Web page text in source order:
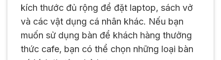
kích thước đủ rộng để đặt laptop, sách vở
và các vật dụng cá nhân khác. Nếu bạn
muốn sử dụng bàn để khách hàng thưởng
thức cafe, bạn có thể chọn những loại bàn